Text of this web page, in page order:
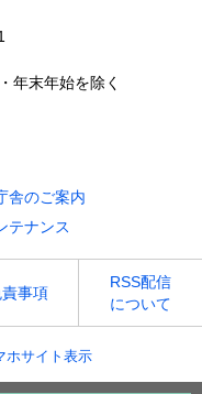
年末年始を除く
舎のご案内
テナンス
事項
RSS配信
について
ホサイト表示